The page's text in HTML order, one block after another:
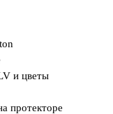
и цветы
протекторе